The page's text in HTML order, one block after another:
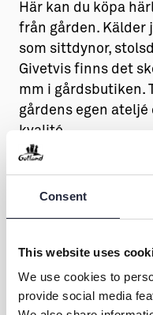
Consent
This website uses
We use cookies to
provide social media
Här kan du köpa
från gården. Kälder
som sittdynor,
Givetvis finns det
mm i gårdsbutiken.
gårdens egen
kvalité.